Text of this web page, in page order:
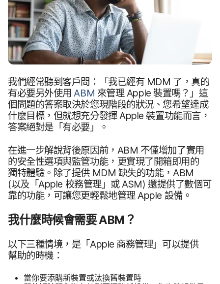
我們​經常​聽到​客戶問：​「我​已經​有MDM 了，​真​的​
有必要​另外​使用 ABM 來​管理 Apple裝置​嗎？」​這​
個​問題​的​答案​取​決於​您現​階段​的​狀況、​您​希望​達成​
什麼​目標，​但​就​想​充​分​發揮Apple裝置​功能​而言，​
答案​絕對​是​「有​必要」。
在​進一步解​說​背​後​原​因​前， ABM 不僅​增加​了​實用​
的​安全性​選項​與​監管​功​能，​更​實現​了​開箱​即用​的​
獨特​體驗。​除了​提供MDM 缺失​的​功能， ABM
(以及​「Apple 校務​管理」​或ASM) 還​提供​了​數​個​可​
靠​的​功能，​可​讓​您​更​輕鬆地​管理 Apple 設備。
我​什麼​時​候會​需要ABM ？
以下​三​種​情境，​是​「Apple 商務​管理」​可以​提供​
幫助​的​時機：
當你​要​添購​新​裝置​或​汰換舊​裝置​時